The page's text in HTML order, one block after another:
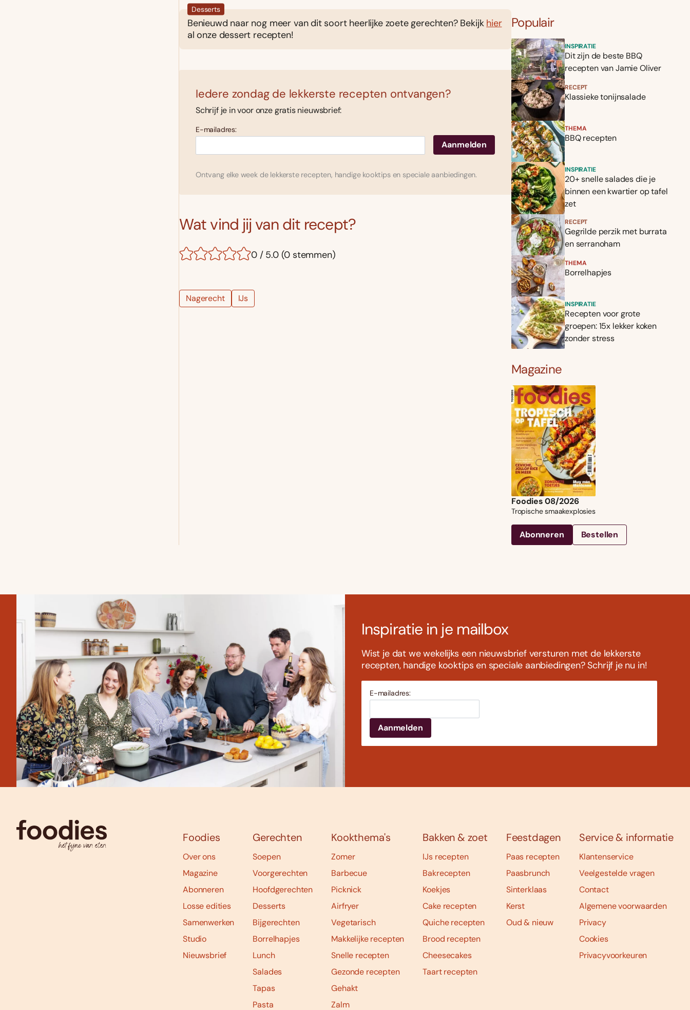
Desserts
Benieuwd naar nog meer van dit soort heerlijke zoete gerechten? Bekijk hier
al onze dessert recepten!
Iedere zondag de lekkerste recepten ontvangen?
Schrijf je in voor onze gratis nieuwsbrief:
E-mailadres:
Ontvang elke week de lekkerste recepten, handige kooktips en speciale aanbiedingen.
Wat vind jij van dit recept?
0 / 5.0 (0 stemmen)
Nagerecht IJs
Populair
INSPIRATIE
Dit zijn de beste BBQ
recepten van Jamie Oliver
RECEPT
Klassieke tonijnsalade
THEMA
BBQ recepten
INSPIRATIE
20+ snelle salades die je
binnen een kwartier op tafel
zet
RECEPT
Gegrilde perzik met burrata
en serranoham
THEMA
Borrelhapjes
INSPIRATIE
Recepten voor grote
groepen: 15x lekker koken
zonder stress
Magazine
Foodies 08/2026
Tropische smaakexplosies
Abonneren Bestellen
Inspiratie in je mailbox
Wist je dat we wekelijks een nieuwsbrief versturen met de lekkerste
recepten, handige kooktips en speciale aanbiedingen? Schrijf je nu in!
E-mailadres:
Foodies
Over ons
Magazine
Abonneren
Losse edities
Samenwerken
Studio
Nieuwsbrief
Gerechten
Soepen
Voorgerechten
Hoofdgerechten
Desserts
Bijgerechten
Borrelhapjes
Lunch
Salades
Tapas
Pasta
Kookthema's
Zomer
Barbecue
Picknick
Airfryer
Vegetarisch
Makkelijke recepten
Snelle recepten
Gezonde recepten
Gehakt
Zalm
Bakken & zoet
IJs recepten
Bakrecepten
Koekjes
Cake recepten
Quiche recepten
Brood recepten
Cheesecakes
Taart recepten
Feestdagen
Paas recepten
Paasbrunch
Sinterklaas
Kerst
Oud & nieuw
Service & informatie
Klantenservice
Veelgestelde vragen
Contact
Algemene voorwaarden
Privacy
Cookies
Privacyvoorkeuren